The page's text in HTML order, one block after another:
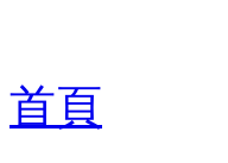
首頁